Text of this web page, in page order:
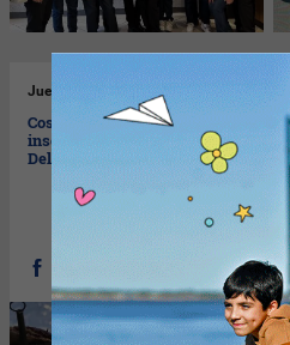
Jue28/05/2026
Costillar, estaca y fuegos: ya
inscriben para el concurso
Del día de la Bandera